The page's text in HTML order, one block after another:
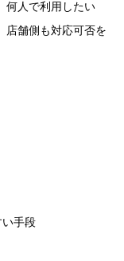
何人で利用したい
店舗側も対応可否を
手段